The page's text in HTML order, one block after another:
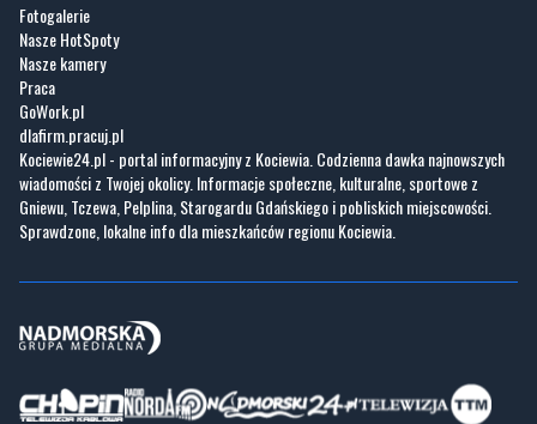
Fotogalerie
Nasze HotSpoty
Nasze kamery
Praca
GoWork.pl
dlafirm.pracuj.pl
Kociewie24.pl - portal informacyjny z Kociewia. Codzienna dawka najnowszych
wiadomości z Twojej okolicy. Informacje społeczne, kulturalne, sportowe z
Gniewu, Tczewa, Pelplina, Starogardu Gdańskiego i pobliskich miejscowości.
Sprawdzone, lokalne info dla mieszkańców regionu Kociewia.